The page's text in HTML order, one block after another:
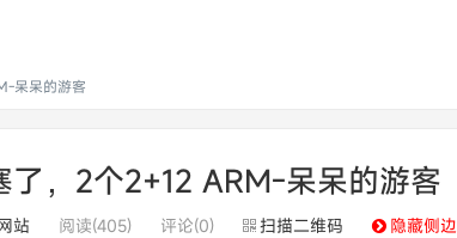
呆呆的游客
了，2个2+12 ARM-呆呆的游客
站 阅读(405) 评论(0) 扫描二维码 隐藏侧边